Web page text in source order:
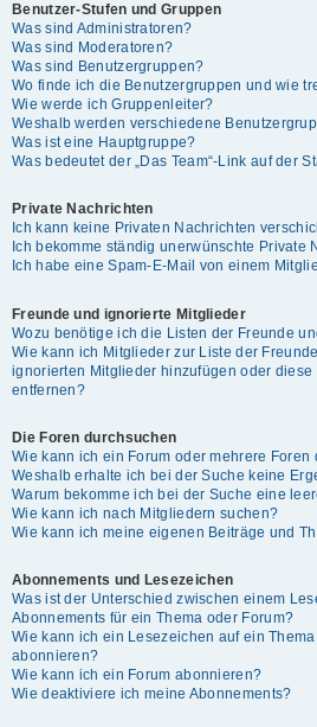
Benutzer-Stufen und Gruppen
Was sind Administratoren?
Was sind Moderatoren?
Was sind Benutzergruppen?
Wo finde ich die Benutzergruppen und wie
Wie werde ich Gruppenleiter?
Weshalb werden verschiedene
Was ist eine Hauptgruppe?
Was bedeutet der „Das Team“-Link auf der
Private Nachrichten
Ich kann keine Privaten Nachrichten
Ich bekomme ständig unerwünschte Private
Ich habe eine Spam-E-Mail von einem
Freunde und ignorierte Mitglieder
Wozu benötige ich die Listen der Freunde
Wie kann ich Mitglieder zur Liste der
ignorierten Mitglieder hinzufügen oder diese
entfernen?
Die Foren durchsuchen
Wie kann ich ein Forum oder mehrere Foren
Weshalb erhalte ich bei der Suche keine
Warum bekomme ich bei der Suche eine
Wie kann ich nach Mitgliedern suchen?
Wie kann ich meine eigenen Beiträge und
Abonnements und Lesezeichen
Was ist der Unterschied zwischen einem
Abonnements für ein Thema oder Forum?
Wie kann ich ein Lesezeichen auf ein
abonnieren?
Wie kann ich ein Forum abonnieren?
Wie deaktiviere ich meine Abonnements?